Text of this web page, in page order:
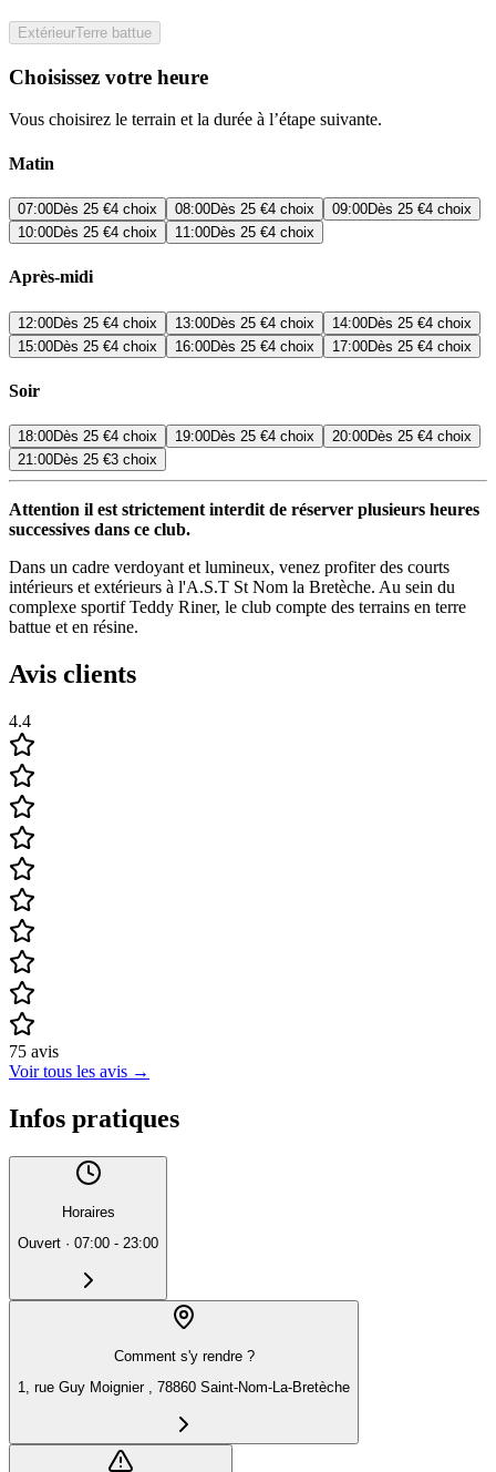
ExtérieurTerre battue
Choisissez votre heure
Vous choisirez le terrain et la durée à l’étape suivante.
Matin
07:00Dès 25 €4 choix 08:00Dès 25 €4 choix 09:00Dès 25 €4 choix
10:00Dès 25 €4 choix 11:00Dès 25 €4 choix
Après-midi
12:00Dès 25 €4 choix 13:00Dès 25 €4 choix 14:00Dès 25 €4 choix
15:00Dès 25 €4 choix 16:00Dès 25 €4 choix 17:00Dès 25 €4 choix
Soir
18:00Dès 25 €4 choix 19:00Dès 25 €4 choix 20:00Dès 25 €4 choix
21:00Dès 25 €3 choix
Attention il est strictement interdit de réserver plusieurs heures
successives dans ce club.
Dans un cadre verdoyant et lumineux, venez profiter des courts
intérieurs et extérieurs à l'A.S.T St Nom la Bretèche. Au sein du
complexe sportif Teddy Riner, le club compte des terrains en terre
battue et en résine.
Avis clients
4.4
75 avis
Voir tous les avis →
Infos pratiques
Horaires
Ouvert · 07:00 - 23:00
Comment s'y rendre ?
1, rue Guy Moignier , 78860 Saint-Nom-La-Bretèche